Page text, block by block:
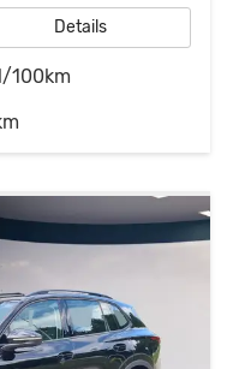
Details
100km